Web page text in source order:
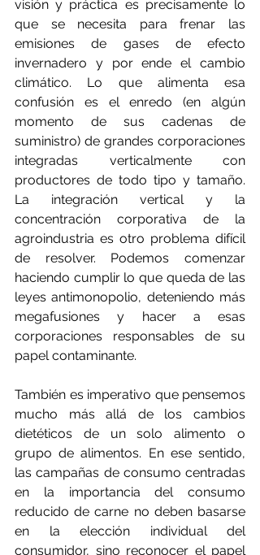
visión y práctica es precisamente lo
que se necesita para frenar las
emisiones de gases de efecto
invernadero y por ende el cambio
climático. Lo que alimenta esa
confusión es el enredo (en algún
momento de sus cadenas de
suministro) de grandes corporaciones
integradas verticalmente con
productores de todo tipo y tamaño.
La integración vertical y la
concentración corporativa de la
agroindustria es otro problema difícil
de resolver. Podemos comenzar
haciendo cumplir lo que queda de las
leyes antimonopolio, deteniendo más
megafusiones y hacer a esas
corporaciones responsables de su
papel contaminante.
También es imperativo que pensemos
mucho más allá de los cambios
dietéticos de un solo alimento o
grupo de alimentos. En ese sentido,
las campañas de consumo centradas
en la importancia del consumo
reducido de carne no deben basarse
en la elección individual del
consumidor, sino reconocer el papel